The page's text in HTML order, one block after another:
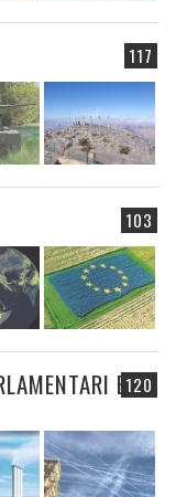
117
103
120
E